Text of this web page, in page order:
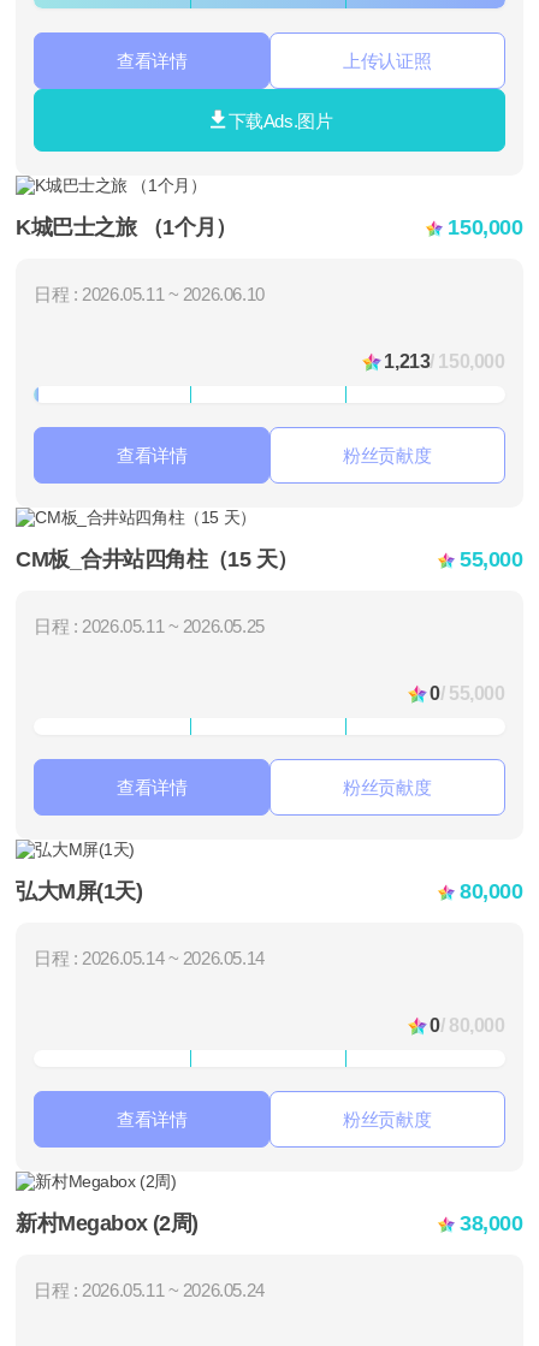
查看详情 上传认证照
下载Ads.图片
K城巴士之旅 （1个月） 150,000
日程 : 2026.05.11 ~ 2026.06.10
1,213/ 150,000
查看详情 粉丝贡献度
CM板_合井站四角柱（15 天） 55,000
日程 : 2026.05.11 ~ 2026.05.25
0/ 55,000
查看详情 粉丝贡献度
弘大M屏(1天) 80,000
日程 : 2026.05.14 ~ 2026.05.14
0/ 80,000
查看详情 粉丝贡献度
新村Megabox (2周) 38,000
日程 : 2026.05.11 ~ 2026.05.24